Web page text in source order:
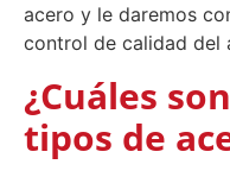
acero y le daremos
control de calidad del
¿Cuáles
tipos de